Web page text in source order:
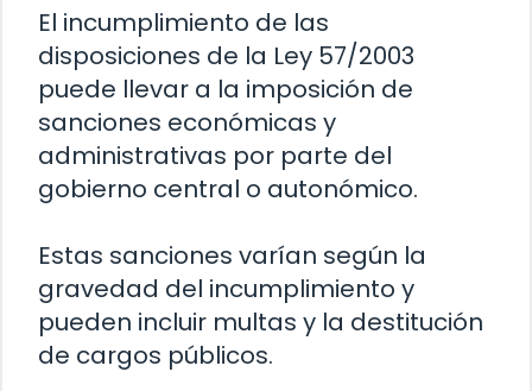
El incumplimiento de las
disposiciones de la Ley 57/2003
puede llevar a la imposición de
sanciones económicas y
administrativas por parte del
gobierno central o autonómico.
Estas sanciones varían según la
gravedad del incumplimiento y
pueden incluir multas y la destitución
de cargos públicos.